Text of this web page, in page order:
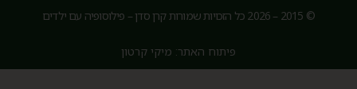
פיתוח האתר: מיקי קרטון